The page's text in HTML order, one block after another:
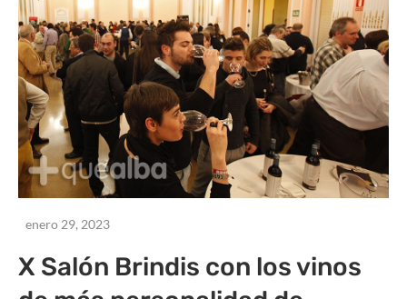
enero 29, 2023
X Salón Brindis con los vinos